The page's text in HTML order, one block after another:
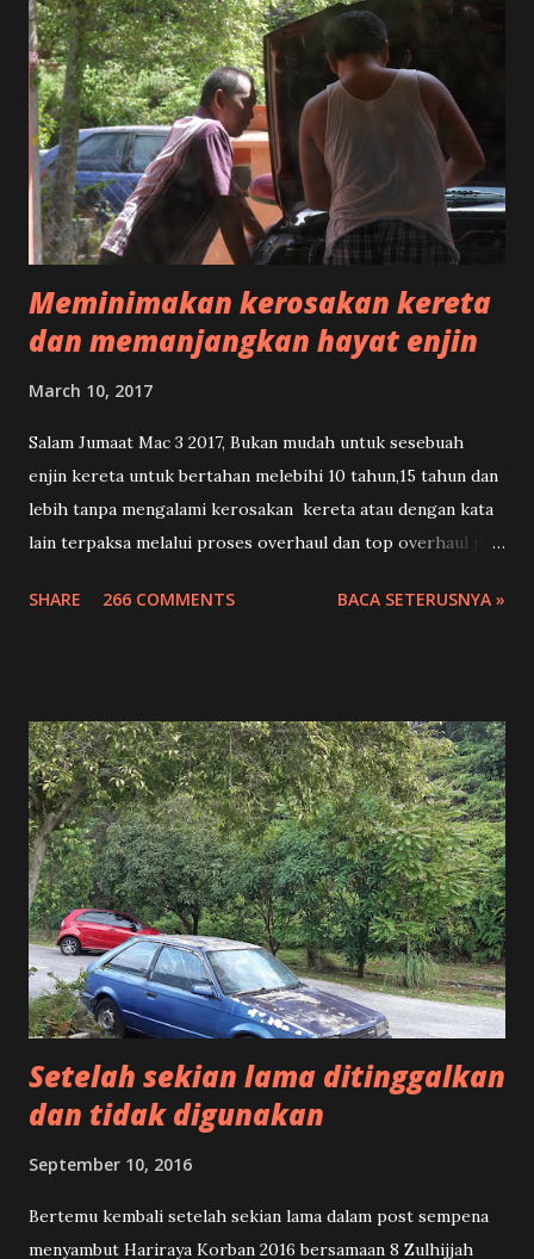
Meminimakan kerosakan kereta
dan memanjangkan hayat enjin
March 10, 2017
Salam Jumaat Mac 3 2017, Bukan mudah untuk sesebuah
enjin kereta untuk bertahan melebihi 10 tahun,15 tahun dan
lebih tanpa mengalami kerosakan kereta atau dengan kata
lain terpaksa melalui proses overhaul dan top overhaul jika
sempurna dan bertepatan dengan keupayaan enjin untuk
SHARE 266 COMMENTS BACA SETERUSNYA »
Setelah sekian lama ditinggalkan
dan tidak digunakan
September 10, 2016
Bertemu kembali setelah sekian lama dalam post sempena
menyambut Hariraya Korban 2016 bersamaan 8 Zulhijjah